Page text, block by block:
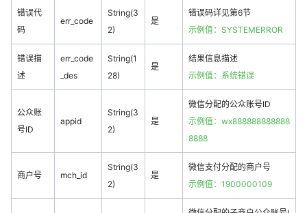
错误代
码
err_code
String(3
2)
是
错误码详见第6节
示例值：SYSTEMERROR
错误描
述
err_code
_des
String(1
28)
是
结果信息描述
示例值：系统错误
公众账
号ID
appid
String(3
2)
是
微信分配的公众账号ID
示例值：wx888888888888
8888
商户号 mch_id
String(3
2)
是
微信支付分配的商户号
示例值：1900000109